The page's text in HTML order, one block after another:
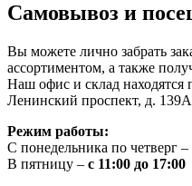
Самовывоз и
Вы можете лично забрать
ассортиментом, а также
Наш офис и склад находятся
Ленинский проспект, д.
Режим работы:
С понедельника по четверг –
В пятницу – с 11:00 до 17:00